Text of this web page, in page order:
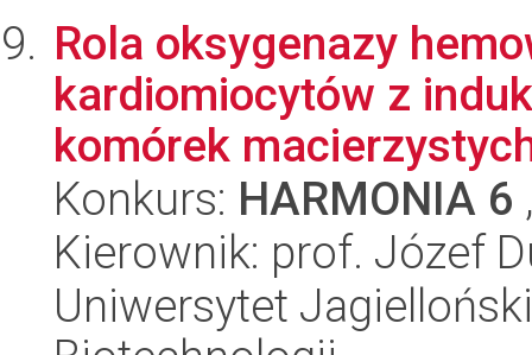
Rola oksygenazy
kardiomiocytów z
komórek
Konkurs: HARMONIA 6
Kierownik: prof. Józef
Uniwersytet